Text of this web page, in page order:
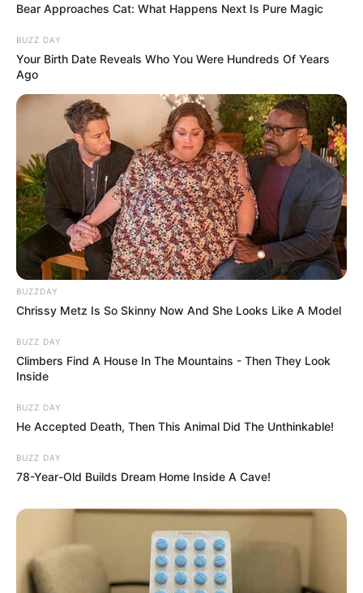
Bear Approaches Cat: What Happens Next Is Pure Magic
BUZZ DAY
Your Birth Date Reveals Who You Were Hundreds Of Years
Ago
BUZZDAY
Chrissy Metz Is So Skinny Now And She Looks Like A Model
BUZZ DAY
Climbers Find A House In The Mountains - Then They Look
Inside
BUZZ DAY
He Accepted Death, Then This Animal Did The Unthinkable!
BUZZ DAY
78-Year-Old Builds Dream Home Inside A Cave!